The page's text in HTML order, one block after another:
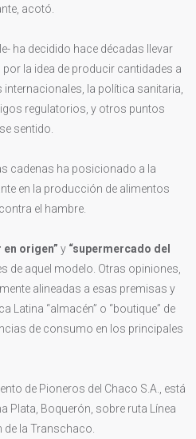
acotó.
ha decidido hace décadas llevar
la idea de producir cantidades a
la política sanitaria,
regulatorios, y otros puntos
sentido.
cadenas ha posicionado a la
en la producción de alimentos
el hambre.
origen” y “supermercado del
de aquel modelo. Otras opiniones,
alineadas a esas premisas y
Latina “almacén” o “boutique” de
de consumo en los principales
de Pioneros del Chaco S.A., está
Plata, Boquerón, sobre ruta Línea
de la Transchaco.